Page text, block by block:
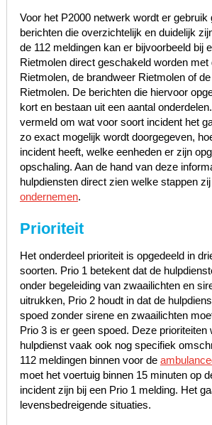
Voor het P2000 netwerk wordt er gebruik
berichten die overzichtelijk en duidelijk
de 112 meldingen kan er bijvoorbeeld bij
Rietmolen direct geschakeld worden met
Rietmolen, de brandweer Rietmolen of
Rietmolen. De berichten die hiervoor
kort en bestaan uit een aantal
vermeld om wat voor soort incident het
zo exact mogelijk wordt doorgegeven,
incident heeft, welke eenheden er zijn
opschaling. Aan de hand van deze
hulpdiensten direct zien welke stappen
ondernemen.
Prioriteit
Het onderdeel prioriteit is opgedeeld in
soorten. Prio 1 betekent dat de
onder begeleiding van zwaailichten en
uitrukken, Prio 2 houdt in dat de
spoed zonder sirene en zwaailichten
Prio 3 is er geen spoed. Deze prioriteiten
hulpdienst vaak ook nog specifiek
112 meldingen binnen voor de
moet het voertuig binnen 15 minuten op
incident zijn bij een Prio 1 melding. Het
levensbedreigende situaties.